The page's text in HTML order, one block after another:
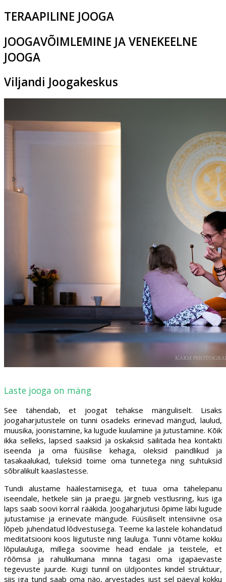
TERAAPILINE JOOGA
JOOGAVÕIMLEMINE JA VENEKEELNE
JOOGA
Viljandi Joogakeskus
Oled oodatud!
Laste jooga on mäng
See tähendab, et joogat tehakse mänguliselt. Lisaks
joogaharjutustele on tunni osadeks erinevad mängud, laulud,
muusika, joonistamine, ka lugude kuulamine ja jutustamine. Kõik
ikka selleks, lapsed saaksid ja oskaksid säilitada hea kontakti
iseenda ja oma füüsilise kehaga, oleksid paindlikud ja
tasakaalukad, tuleksid toime oma tunnetega ning suhtuksid
sõbralikult kaaslastesse.
Tundi alustame häälestamisega, et tuua oma tähelepanu
iseendale, hetkele siin ja praegu. Järgneb vestlusring, kus iga
laps saab soovi korral rääkida. Joogaharjutusi õpime läbi lugude
jutustamise ja erinevate mängude. Füüsiliselt intensiivne osa
lõpeb juhendatud lõdvestusega. Teeme ka lastele kohandatud
meditatsiooni koos liigutuste ning lauluga. Tunni võtame kokku
lõpulauluga, millega soovime head endale ja teistele, et
rõõmsa ja rahulikumana minna tagasi oma igapäevaste
tegevuste juurde. Kuigi tunnil on üldjoontes kindel struktuur,
siis iga tund saab oma näo, arvestades just sel päeval kokku